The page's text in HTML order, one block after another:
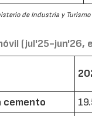
de Industria y Turismo
(jul'25-jun'26,
cemento